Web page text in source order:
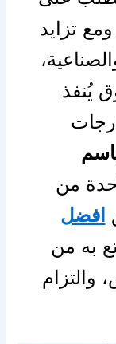
تزايد
يُنفذ
من
افضل
به من